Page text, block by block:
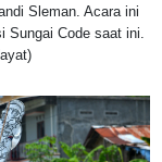
Sleman. Acara ini
Sungai Code saat ini.